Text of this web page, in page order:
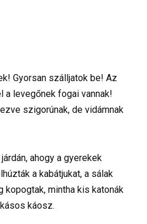
Gyorsan szálljatok be! Az
a levegőnek fogai vannak!
szigorúnak, de vidámnak
ahogy a gyerekek
a kabátjukat, a sálak
kopogtak, mintha kis katonák
káosz.